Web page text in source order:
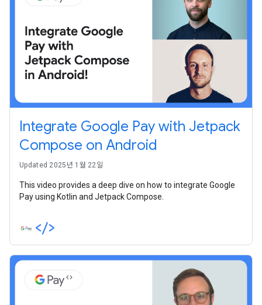
Integrate Google Pay with Jetpack
Compose on Android
Updated 2025년 1월 22일
This video provides a deep dive on how to integrate Google
Pay using Kotlin and Jetpack Compose.